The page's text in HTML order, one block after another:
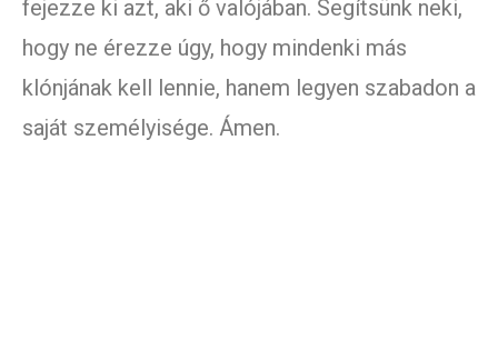
fejezze ki azt, aki ő valójában. Segítsünk neki,
hogy ne érezze úgy, hogy mindenki más
klónjának kell lennie, hanem legyen szabadon a
saját személyisége. Ámen.